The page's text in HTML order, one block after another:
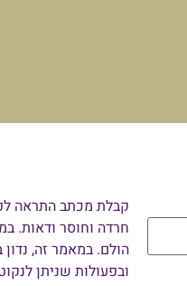
קבלת מכתב התראה
חרדה וחוסר ודאות.
הולם. במאמר זה,
ובפעולות שניתן